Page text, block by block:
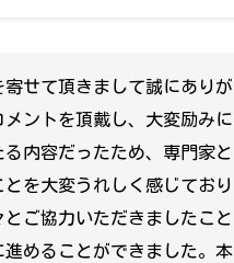
せて頂きまして誠にありが
ントを頂戴し、大変励みに
内容だったため、専門家と
を大変うれしく感じており
ご協力いただきましたこと
めることができました。本